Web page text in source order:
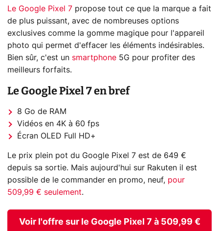
Le Google Pixel 7 propose tout ce que la marque a fait
de plus puissant, avec de nombreuses options
exclusives comme la gomme magique pour l'appareil
photo qui permet d'effacer les éléments indésirables.
Bien sûr, c'est un smartphone 5G pour profiter des
meilleurs forfaits.
Le Google Pixel 7 en bref
8 Go de RAM
Vidéos en 4K à 60 fps
Écran OLED Full HD+
Le prix plein pot du Google Pixel 7 est de 649 €
depuis sa sortie. Mais aujourd'hui sur Rakuten il est
possible de le commander en promo, neuf, pour
509,99 € seulement.
Voir l'offre sur le Google Pixel 7 à 509,99 €